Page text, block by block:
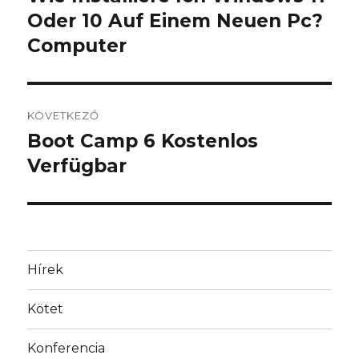
bejegyzés:
Oder 10 Auf Einem Neuen Pc?
Computer
KÖVETKEZŐ
Következő
bejegyzés:
Boot Camp 6 Kostenlos
Verfügbar
Hírek
Kötet
Konferencia